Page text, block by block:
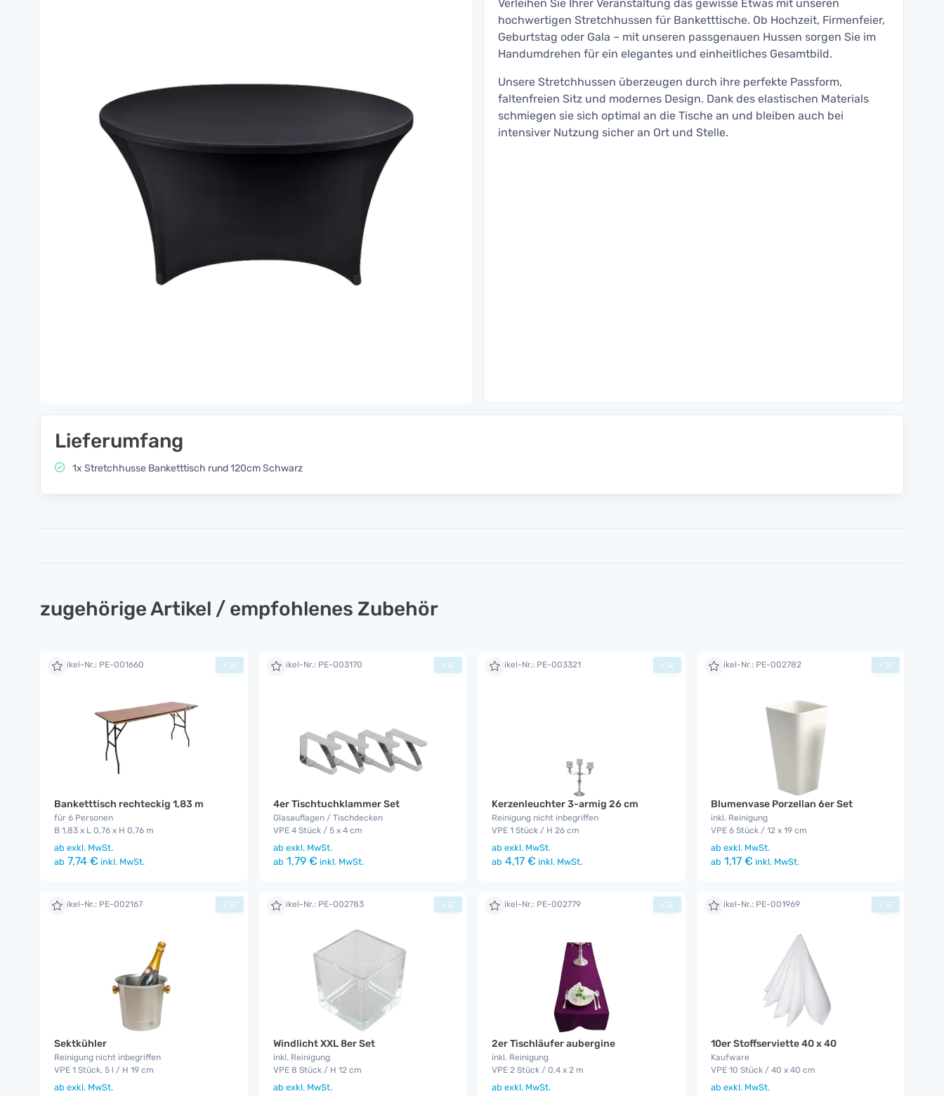
Verleihen Sie Ihrer Veranstaltung das gewisse Etwas mit unseren
hochwertigen Stretchhussen für Banketttische. Ob Hochzeit, Firmenfeier,
Geburtstag oder Gala – mit unseren passgenauen Hussen sorgen Sie im
Handumdrehen für ein elegantes und einheitliches Gesamtbild.
Unsere Stretchhussen überzeugen durch ihre perfekte Passform,
faltenfreien Sitz und modernes Design. Dank des elastischen Materials
schmiegen sie sich optimal an die Tische an und bleiben auch bei
intensiver Nutzung sicher an Ort und Stelle.
Lieferumfang
1x Stretchhusse Banketttisch rund 120cm Schwarz
zugehörige Artikel / empfohlenes Zubehör
Artikel-Nr.: PE-001660
Banketttisch rechteckig 1,83 m
für 6 Personen
B 1,83 x L 0,76 x H 0,76 m
ab exkl. MwSt.
ab 7,74 € inkl. MwSt.
+ Artikel-Nr.: PE-003170
4er Tischtuchklammer Set
Glasauflagen / Tischdecken
VPE 4 Stück / 5 x 4 cm
ab exkl. MwSt.
ab 1,79 € inkl. MwSt.
+ Artikel-Nr.: PE-003321
Kerzenleuchter 3-armig 26 cm
Reinigung nicht inbegriffen
VPE 1 Stück / H 26 cm
ab exkl. MwSt.
ab 4,17 € inkl. MwSt.
+ Artikel-Nr.: PE-002782
Blumenvase Porzellan 6er Set
inkl. Reinigung
VPE 6 Stück / 12 x 19 cm
ab exkl. MwSt.
ab 1,17 € inkl. MwSt.
+
Artikel-Nr.: PE-002167
Sektkühler
Reinigung nicht inbegriffen
VPE 1 Stück, 5 l / H 19 cm
ab exkl. MwSt.
+ Artikel-Nr.: PE-002783
Windlicht XXL 8er Set
inkl. Reinigung
VPE 8 Stück / H 12 cm
ab exkl. MwSt.
+ Artikel-Nr.: PE-002779
2er Tischläufer aubergine
inkl. Reinigung
VPE 2 Stück / 0,4 x 2 m
ab exkl. MwSt.
+ Artikel-Nr.: PE-001969
10er Stoffserviette 40 x 40
Kaufware
VPE 10 Stück / 40 x 40 cm
ab exkl. MwSt.
+